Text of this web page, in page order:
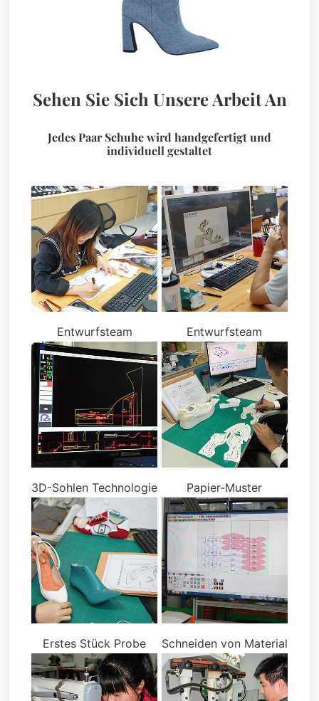
Sehen Sie Sich Unsere Arbeit An
Jedes Paar Schuhe wird handgefertigt und
individuell gestaltet
Entwurfsteam Entwurfsteam
3D-Sohlen Technologie Papier-Muster
Erstes Stück Probe Schneiden von Material